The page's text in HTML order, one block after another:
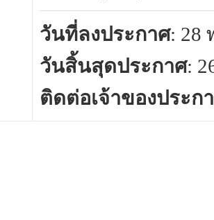
วันที่ลงประกาศ: 28
วันสิ้นสุดประกาศ:
ติดต่อเจ้าของประก